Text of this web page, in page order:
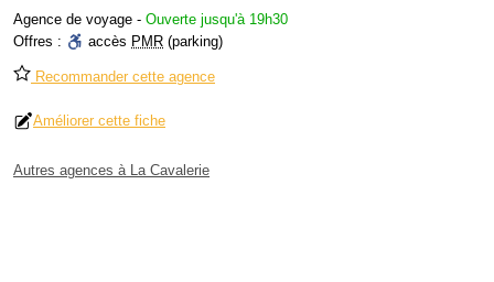
Agence de voyage - Ouverte jusqu'à 19h30
Offres :
accès PMR (parking)
Recommander cette agence
Améliorer cette fiche
Autres agences à La Cavalerie